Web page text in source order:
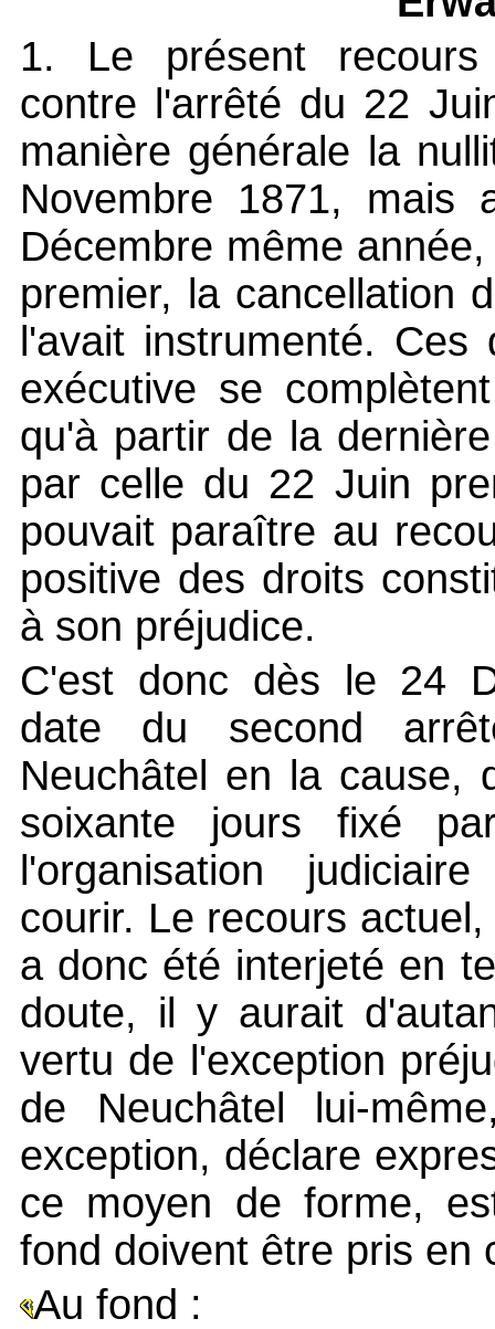
1. Le présent recours
contre l'arrêté du 22
manière générale la
Novembre 1871, mais
Décembre même
premier, la cancellation
l'avait instrumenté.
exécutive se
qu'à partir de la
par celle du 22 Juin
pouvait paraître au
positive des droits
à son préjudice.
C'est donc dès le 24
date du second
Neuchâtel en la cause,
soixante jours fixé
l'organisation
courir. Le recours
a donc été interjeté en
doute, il y aurait
vertu de l'exception
de Neuchâtel lui-
exception, déclare
ce moyen de forme,
fond doivent être pris en
Au fond :